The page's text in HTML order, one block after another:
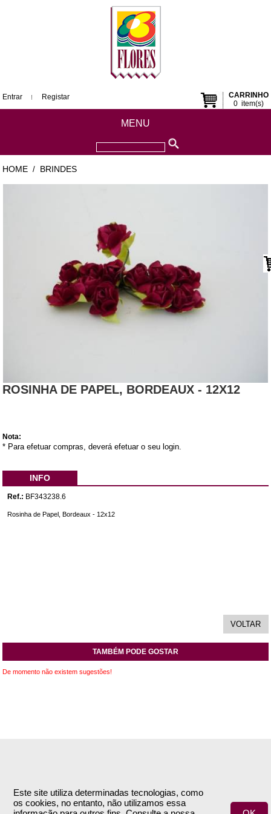
Este site utiliza determinadas tecnologias, como
os cookies, no entanto, não utilizamos essa
CARRINHO
0item(s)
Entrar Registar
MENU
HOME / BRINDES
ROSINHA DE PAPEL, BORDEAUX - 12X12
Nota:
* Para efetuar compras, deverá efetuar o seu login.
INFO
Ref.: BF343238.6
Rosinha de Papel, Bordeaux - 12x12
TAMBÉM PODE GOSTAR
De momento não existem sugestões!
Empresa
Termos e Condições
Encomendas & Pagamentos
Envio